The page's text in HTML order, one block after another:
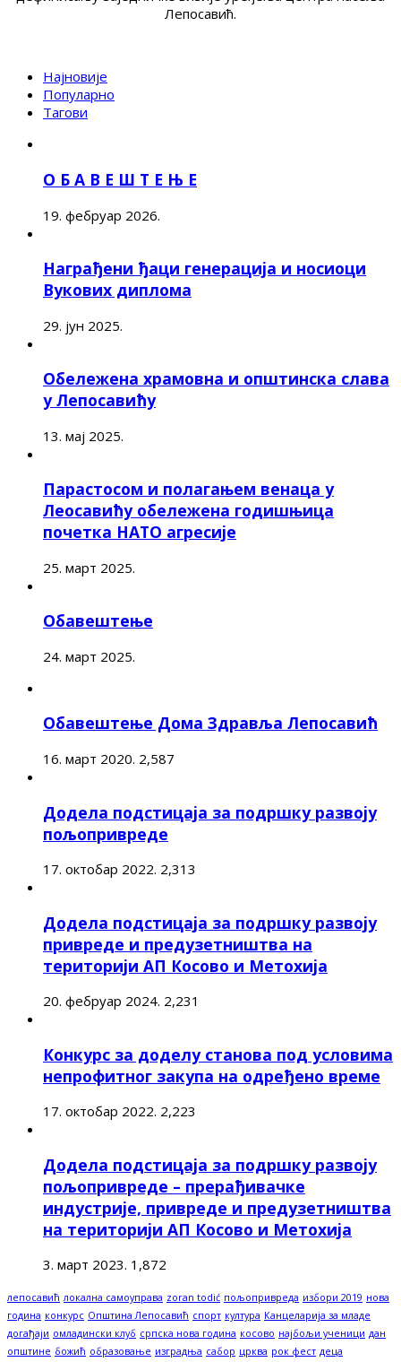
Лепосавић.
Најновије
Популарно
Тагови
О Б А В Е Ш Т Е Њ Е
19. фебруар 2026.
Награђени ђаци генерација и носиоци
Вукових диплома
29. јун 2025.
Обележена храмовна и општинска слава
у Лепосавићу
13. мај 2025.
Парастосом и полагањем венаца у
Леосавићу обележена годишњица
почетка НАТО агресије
25. март 2025.
Обавештење
24. март 2025.
Обавештење Дома Здравља Лепосавић
16. март 2020. 2,587
Додела подстицаја за подршку развоју
пољопривреде
17. октобар 2022. 2,313
Додела подстицаја за подршку развоју
привреде и предузетништва на
територији АП Косово и Метохија
20. фебруар 2024. 2,231
Конкурс за доделу станова под условима
непрофитног закупа на одређено време
17. октобар 2022. 2,223
Додела подстицаја за подршку развоју
пољопривреде – прерађивачке
индустрије, привреде и предузетништва
на територији АП Косово и Метохија
3. март 2023. 1,872
лепосавић локална самоуправа zoran todić пољопривреда избори 2019 нова
година конкурс Општина Лепосавић спорт култура Канцеларија за младе
догађаји омладински клуб српска нова година косово најбољи ученици дан
општине божић образовање изградња сабор црква рок фест деца